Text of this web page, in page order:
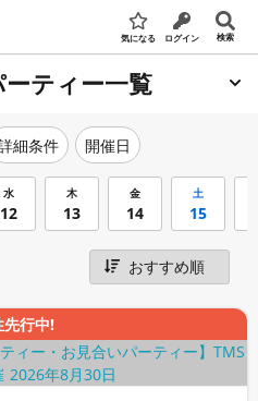
気になる ログイン 検索
ティー一覧
細条件 開催日
水
12
木
13
金
14
土
15
先行中!